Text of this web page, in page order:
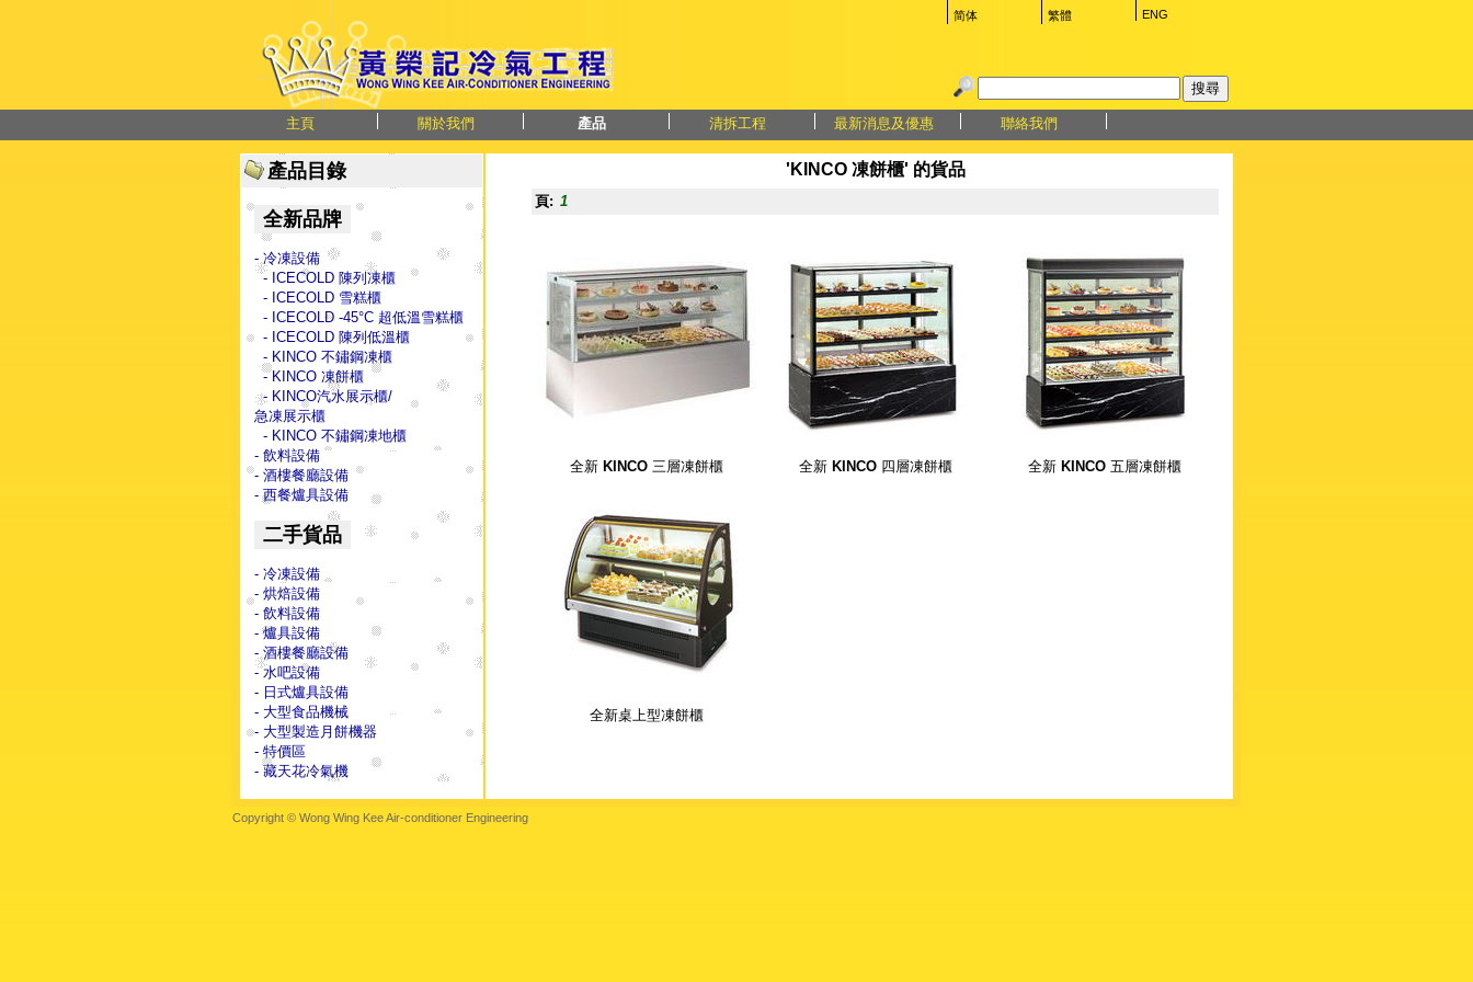
ENG
繁體
简体
主頁 關於我們 產品 清拆工程 最新消息及優惠 聯絡我們
產品目錄
全新品牌
- 冷凍設備
- ICECOLD 陳列凍櫃
- ICECOLD 雪糕櫃
- ICECOLD -45°C 超低溫雪糕櫃
- ICECOLD 陳列低溫櫃
- KINCO 不鏽鋼凍櫃
- KINCO 凍餅櫃
- KINCO汽水展示櫃/
急凍展示櫃
- KINCO 不鏽鋼凍地櫃
- 飲料設備
- 酒樓餐廳設備
- 西餐爐具設備
二手貨品
- 冷凍設備
- 烘焙設備
- 飲料設備
- 爐具設備
- 酒樓餐廳設備
- 水吧設備
- 日式爐具設備
- 大型食品機械
- 大型製造月餅機器
- 特價區
- 藏天花冷氣機
'KINCO 凍餅櫃' 的貨品
頁: 1
全新 KINCO 三層凍餅櫃 全新 KINCO 四層凍餅櫃 全新 KINCO 五層凍餅櫃
全新桌上型凍餅櫃
Copyright © Wong Wing Kee Air-conditioner Engineering